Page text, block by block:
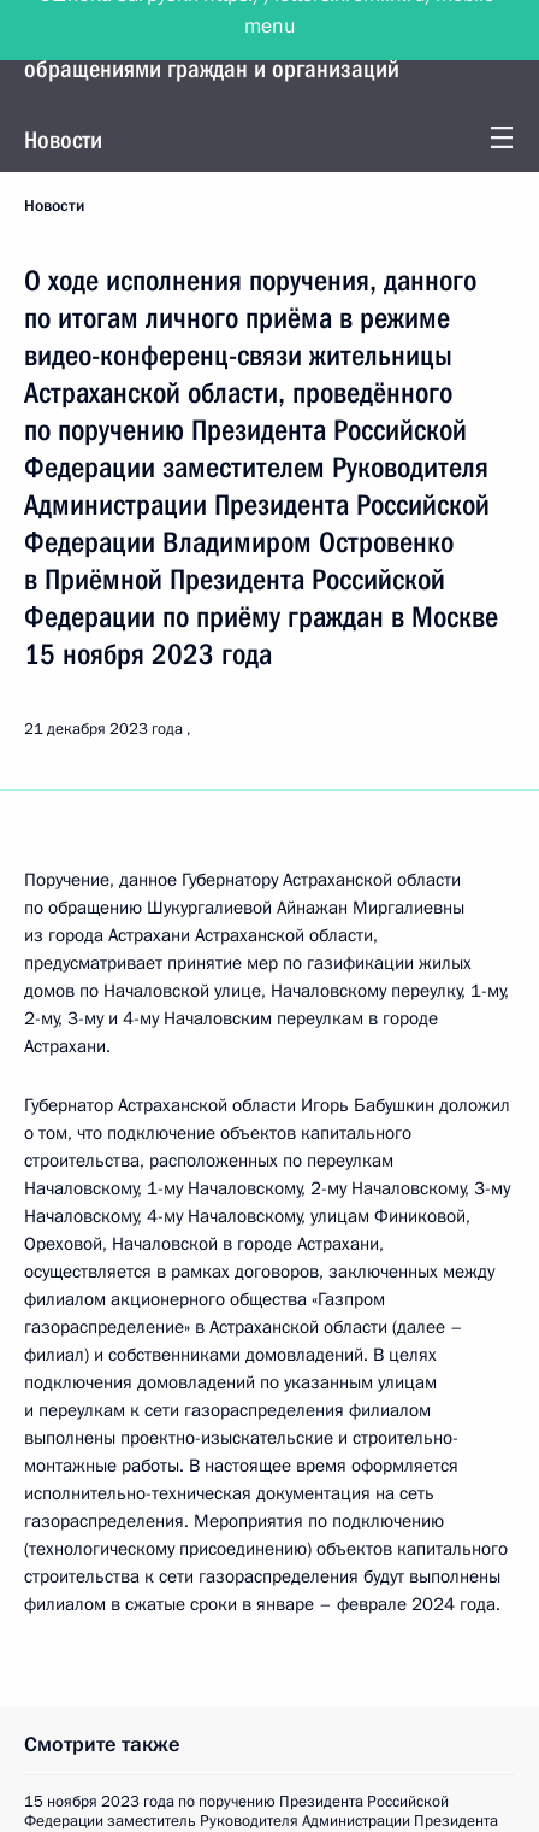
Управление Президента по работе с
обращениями граждан и организаций
Новости
Новости
О ходе исполнения поручения, данного
по итогам личного приёма в режиме
видео-конференц-связи жительницы
Астраханской области, проведённого
по поручению Президента Российской
Федерации заместителем Руководителя
Администрации Президента Российской
Федерации Владимиром Островенко
в Приёмной Президента Российской
Федерации по приёму граждан в Москве
15 ноября 2023 года
21 декабря 2023 года
Поручение, данное Губернатору Астраханской области
по обращению Шукургалиевой Айнажан Миргалиевны
из города Астрахани Астраханской области,
предусматривает принятие мер по газификации жилых
домов по Началовской улице, Началовскому переулку, 1-му,
2-му, 3-му и 4-му Началовским переулкам в городе
Астрахани.
Губернатор Астраханской области Игорь Бабушкин доложил
о том, что подключение объектов капитального
строительства, расположенных по переулкам
Началовскому, 1-му Началовскому, 2-му Началовскому, 3-му
Началовскому, 4-му Началовскому, улицам Финиковой,
Ореховой, Началовской в городе Астрахани,
осуществляется в рамках договоров, заключенных между
филиалом акционерного общества «Газпром
газораспределение» в Астраханской области (далее –
филиал) и собственниками домовладений. В целях
подключения домовладений по указанным улицам
и переулкам к сети газораспределения филиалом
выполнены проектно-изыскательские и строительно-
монтажные работы. В настоящее время оформляется
исполнительно-техническая документация на сеть
газораспределения. Мероприятия по подключению
(технологическому присоединению) объектов капитального
строительства к сети газораспределения будут выполнены
филиалом в сжатые сроки в январе – феврале 2024 года.
Смотрите также
15 ноября 2023 года по поручению Президента Российской
Федерации заместитель Руководителя Администрации Президента
menu